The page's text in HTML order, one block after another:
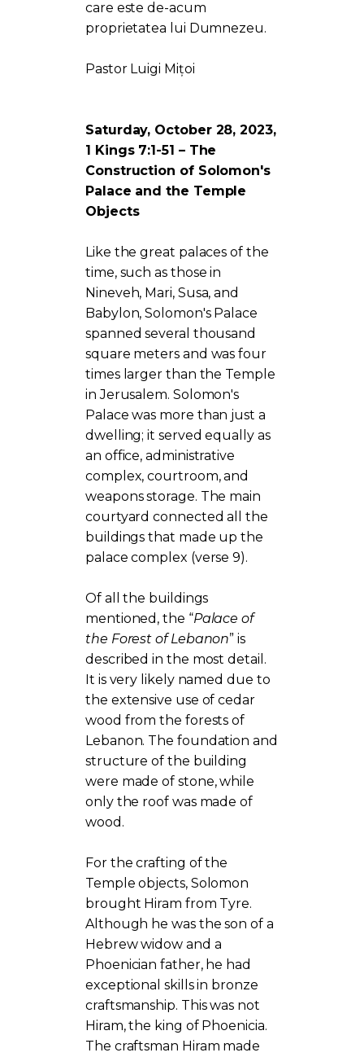
care este de-acum
proprietatea lui Dumnezeu.
Pastor Luigi Mițoi
Saturday, October 28, 2023,
1 Kings 7:1-51 – The
Construction of Solomon's
Palace and the Temple
Objects
Like the great palaces of the
time, such as those in
Nineveh, Mari, Susa, and
Babylon, Solomon's Palace
spanned several thousand
square meters and was four
times larger than the Temple
in Jerusalem. Solomon's
Palace was more than just a
dwelling; it served equally as
an office, administrative
complex, courtroom, and
weapons storage. The main
courtyard connected all the
buildings that made up the
palace complex (verse 9).
Of all the buildings
mentioned, the “Palace of
the Forest of Lebanon” is
described in the most detail.
It is very likely named due to
the extensive use of cedar
wood from the forests of
Lebanon. The foundation and
structure of the building
were made of stone, while
only the roof was made of
wood.
For the crafting of the
Temple objects, Solomon
brought Hiram from Tyre.
Although he was the son of a
Hebrew widow and a
Phoenician father, he had
exceptional skills in bronze
craftsmanship. This was not
Hiram, the king of Phoenicia.
The craftsman Hiram made